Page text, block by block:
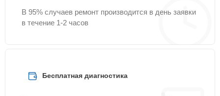
В 95% случаев ремонт производится в день заявки
в течение 1-2 часов
Бесплатная диагностика